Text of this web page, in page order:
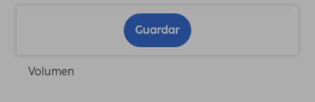
Guardar
Volumen